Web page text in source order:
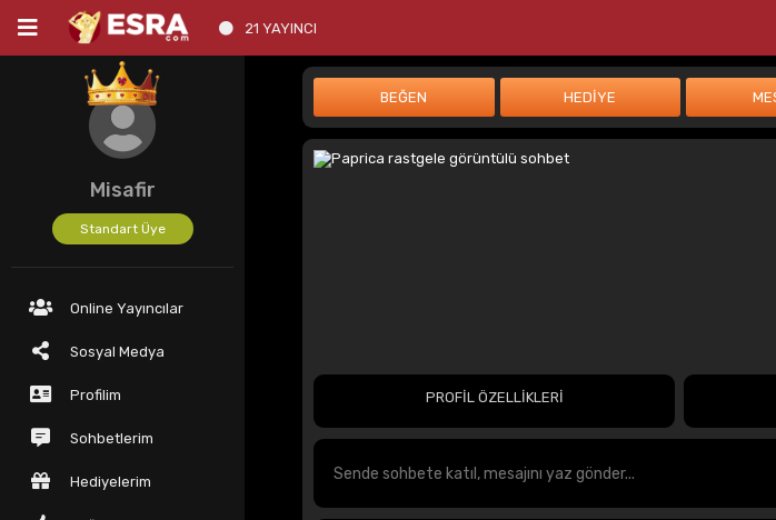
21 YAYINCI
Misafir
Standart Üye
Online Yayıncılar
Sosyal Medya
Profilim
Sohbetlerim
Hediyelerim
PROFİL ÖZELLİKLERİ